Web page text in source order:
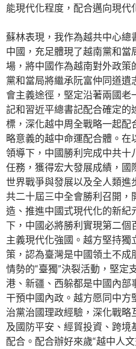
能現代化程度，配合邁向現代
蘇林表現，我作為越共中心總
中國，充足體現了越南黨和當
場，將中國作為越南對外政策
黨和當局將繼承阮富仲同道遺
會主義途徑，堅定沿著兩國老
記和習近平總書記配合確定的
標，深化越中周全戰略一起配
略意義的越中命運配合體。
領導下，中國勝利完成中共十
任務，獲得宏大發展成績，國
世界戰爭與發展以及全人類進
共二十屆三中全會勝利召開，
造、推進中國式現代化的新紀
下，中國必將勝利實現第二個
主義現代化強國。越方堅持
策，認為臺灣是中國領土不成
情勢的“臺獨”決裂活動，堅定
港、新疆、西躲都是中國內部
干預中國內政。越方愿同中方
治黨治國理政經驗，深化戰略
及國防平安、經貿投資、跨
配合。配合辦好來歲“越中人